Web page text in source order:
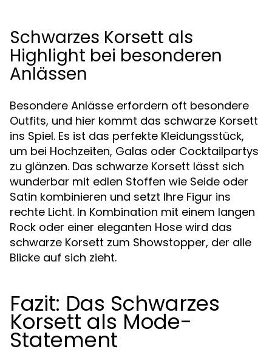
Schwarzes Korsett als
Highlight bei besonderen
Anlässen
Besondere Anlässe erfordern oft besondere
Outfits, und hier kommt das schwarze Korsett
ins Spiel. Es ist das perfekte Kleidungsstück,
um bei Hochzeiten, Galas oder Cocktailpartys
zu glänzen. Das schwarze Korsett lässt sich
wunderbar mit edlen Stoffen wie Seide oder
Satin kombinieren und setzt Ihre Figur ins
rechte Licht. In Kombination mit einem langen
Rock oder einer eleganten Hose wird das
schwarze Korsett zum Showstopper, der alle
Blicke auf sich zieht.
Fazit: Das Schwarzes
Korsett als Mode-
Statement